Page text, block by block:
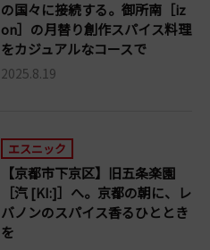
の国々に接続する。御所南［iz
on］の月替り創作スパイス料理
をカジュアルなコースで
2025.8.19
エスニック
【京都市下京区】旧五条楽園
［汽 [KI:]］へ。京都の朝に、レ
バノンのスパイス香るひととき
を